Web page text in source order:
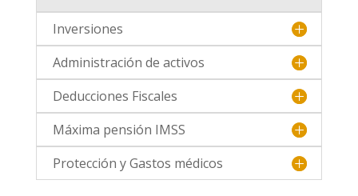
Inversiones
Administración de activos
Deducciones Fiscales
Máxima pensión IMSS
Protección y Gastos médicos